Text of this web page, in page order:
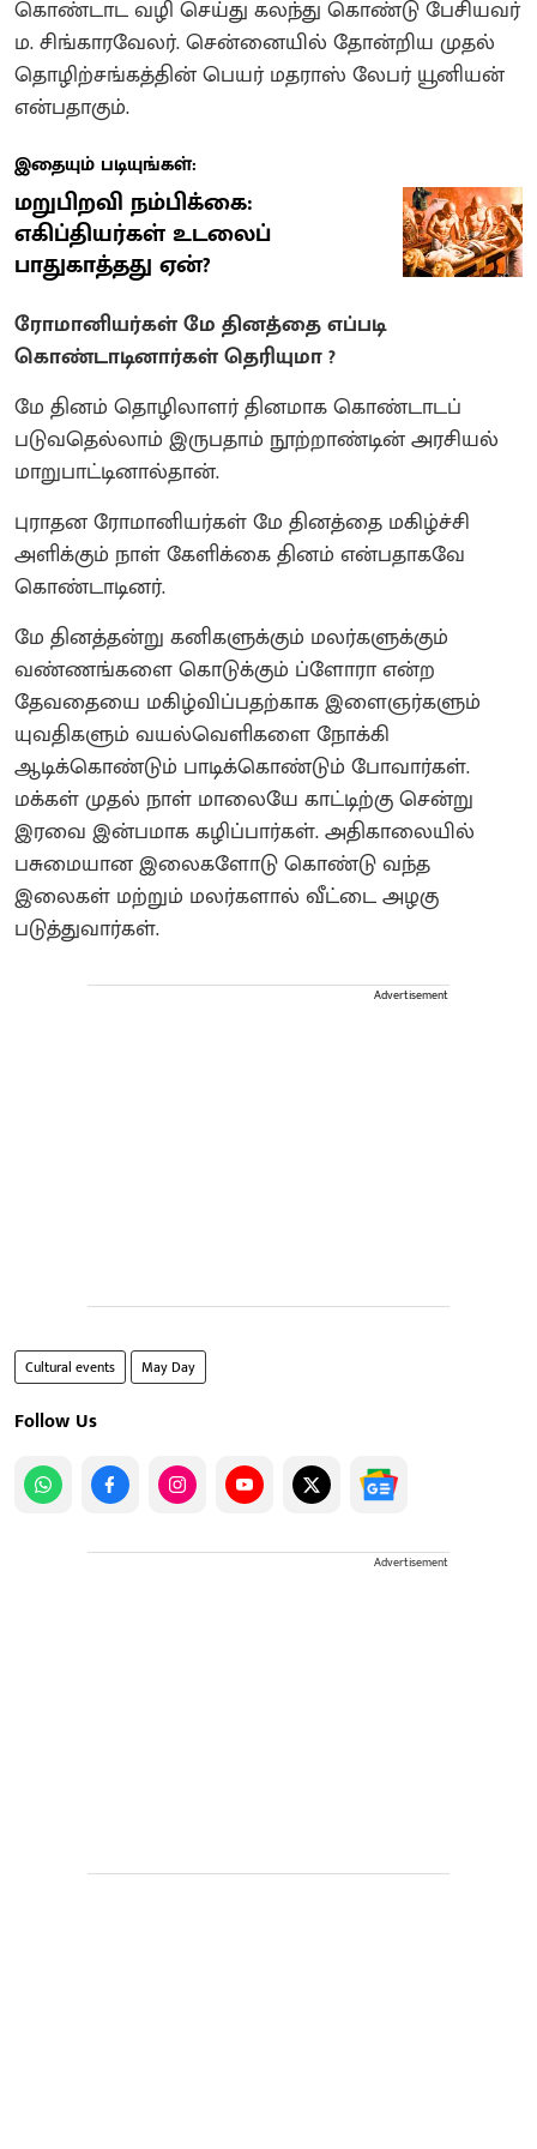
கொண்டாட வழி செய்து கலந்து கொண்டு பேசியவர்
ம. சிங்காரவேலர். சென்னையில் தோன்றிய முதல்
தொழிற்சங்கத்தின் பெயர் மதராஸ் லேபர் யூனியன்
என்பதாகும்.
இதையும் படியுங்கள்:
மறுபிறவி நம்பிக்கை:
எகிப்தியர்கள் உடலைப்
பாதுகாத்தது ஏன்?
ரோமானியர்கள் மே தினத்தை எப்படி
கொண்டாடினார்கள் தெரியுமா ?
மே தினம் தொழிலாளர் தினமாக கொண்டாடப்
படுவதெல்லாம் இருபதாம் நூற்றாண்டின் அரசியல்
மாறுபாட்டினால்தான்.
புராதன ரோமானியர்கள் மே தினத்தை மகிழ்ச்சி
அளிக்கும் நாள் கேளிக்கை தினம் என்பதாகவே
கொண்டாடினர்.
மே தினத்தன்று கனிகளுக்கும் மலர்களுக்கும்
வண்ணங்களை கொடுக்கும் ப்ளோரா என்ற
தேவதையை மகிழ்விப்பதற்காக இளைஞர்களும்
யுவதிகளும் வயல்வெளிகளை நோக்கி
ஆடிக்கொண்டும் பாடிக்கொண்டும் போவார்கள்.
மக்கள் முதல் நாள் மாலையே காட்டிற்கு சென்று
இரவை இன்பமாக கழிப்பார்கள். அதிகாலையில்
பசுமையான இலைகளோடு கொண்டு வந்த
இலைகள் மற்றும் மலர்களால் வீட்டை அழகு
படுத்துவார்கள்.
Advertisement
Cultural events May Day
Follow Us
Advertisement